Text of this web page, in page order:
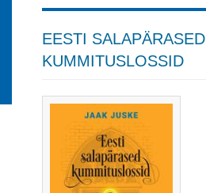
Account
Menu
(logged
out)
EESTI SALAPÄRASED
KUMMITUSLOSSID